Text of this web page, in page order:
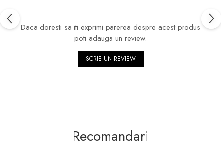
Daca doresti sa iti exprimi parerea despre acest produs
poti adauga un review.
SCRIE UN REVIEW
Recomandari